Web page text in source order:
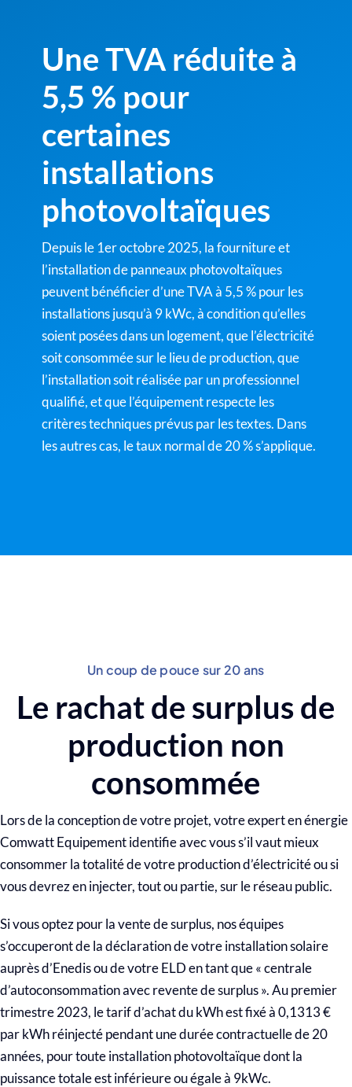
Une TVA réduite à
5,5 % pour
certaines
installations
photovoltaïques
Depuis le 1er octobre 2025, la fourniture et
l’installation de panneaux photovoltaïques
peuvent bénéficier d’une TVA à 5,5 % pour les
installations jusqu’à 9 kWc, à condition qu’elles
soient posées dans un logement, que l’électricité
soit consommée sur le lieu de production, que
l’installation soit réalisée par un professionnel
qualifié, et que l’équipement respecte les
critères techniques prévus par les textes. Dans
les autres cas, le taux normal de 20 % s’applique.
Un coup de pouce sur 20 ans
Le rachat de surplus de
production non
consommée
Lors de la conception de votre projet, votre expert en énergie
Comwatt Equipement identifie avec vous s’il vaut mieux
consommer la totalité de votre production d’électricité ou si
vous devrez en injecter, tout ou partie, sur le réseau public.
Si vous optez pour la vente de surplus, nos équipes
s’occuperont de la déclaration de votre installation solaire
auprès d’Enedis ou de votre ELD en tant que « centrale
d’autoconsommation avec revente de surplus ». Au premier
trimestre 2023, le tarif d’achat du kWh est fixé à 0,1313 €
par kWh réinjecté pendant une durée contractuelle de 20
années, pour toute installation photovoltaïque dont la
puissance totale est inférieure ou égale à 9kWc.